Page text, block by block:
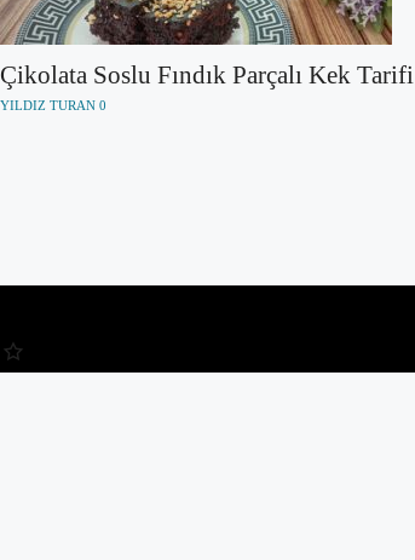
Çikolata Soslu Fındık Parçalı Kek Tarifi
YILDIZ TURAN 0